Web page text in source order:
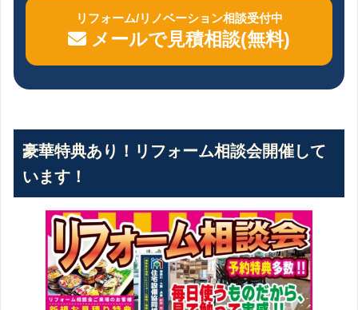
リフォーム/リノベーション相談受付中
メールで見積相談(無料)
豪華特典あり！リフォーム相談会開催して
います！